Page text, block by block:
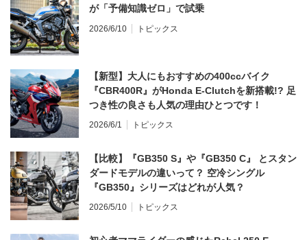
が「予備知識ゼロ」で試乗
2026/6/10 トピックス
【新型】大人にもおすすめの400ccバイク
『CBR400R』がHonda E-Clutchを新搭載!? 足
つき性の良さも人気の理由ひとつです！
2026/6/1 トピックス
【比較】『GB350 S』や『GB350 C』 とスタン
ダードモデルの違いって？ 空冷シングル
『GB350』シリーズはどれが人気？
2026/5/10 トピックス